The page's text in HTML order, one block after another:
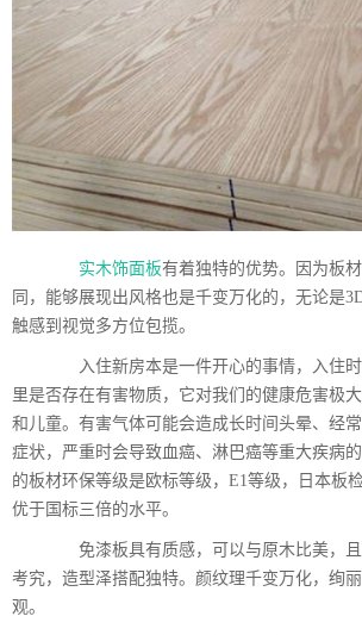
实木饰面板有着独特的优势。因为板
同，能够展现出风格也是千变万化的，无论是
触感到视觉多方位包揽。
入住新房本是一件开心的事情，入住时
里是否存在有害物质，它对我们的健康危害极
和儿童。有害气体可能会造成长时间头晕、经
症状，严重时会导致血癌、淋巴癌等重大疾病
的板材环保等级是欧标等级，E1等级，日本板
优于国标三倍的水平。
免漆板具有质感，可以与原木比美，且
考究，造型泽搭配独特。颜纹理千变万化，绚
观。